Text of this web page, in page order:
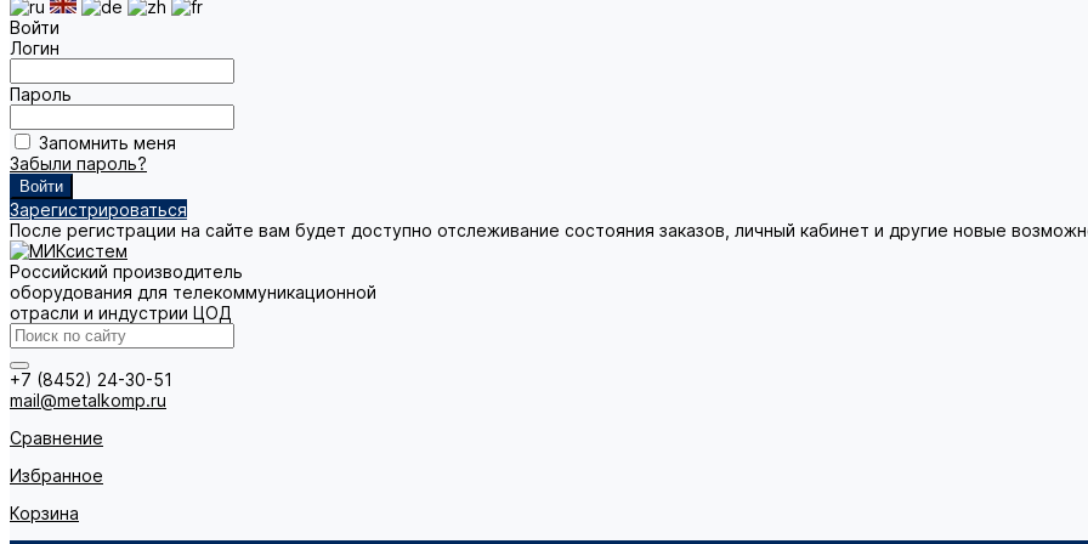
Войти
Логин
Пароль
Запомнить меня
Забыли пароль?
Зарегистрироваться
После регистрации на сайте вам будет доступно отслеживание состояния заказов, личный кабинет и другие новые
Российский производитель
оборудования для телекоммуникационной
отрасли и индустрии ЦОД
+7 (8452) 24-30-51
mail@metalkomp.ru
Сравнение
Избранное
Корзина